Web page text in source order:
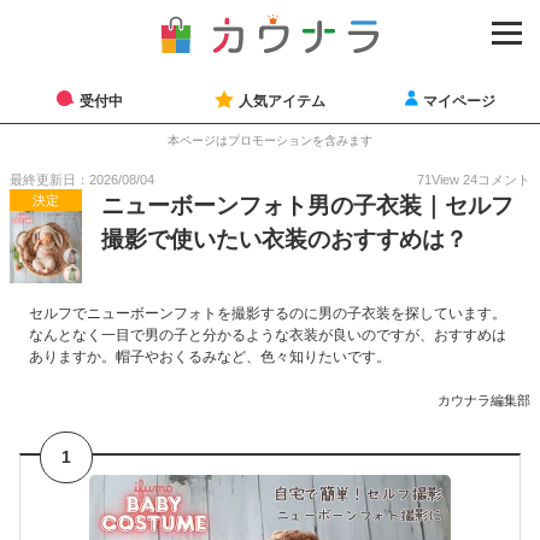
受付中 人気アイテム マイページ
本ページはプロモーションを含みます
最終更新日：2026/08/04 71View 24コメント
決定
ニューボーンフォト男の子衣装｜セルフ
撮影で使いたい衣装のおすすめは？
セルフでニューボーンフォトを撮影するのに男の子衣装を探しています。
なんとなく一目で男の子と分かるような衣装が良いのですが、おすすめは
ありますか。帽子やおくるみなど、色々知りたいです。
カウナラ編集部
1